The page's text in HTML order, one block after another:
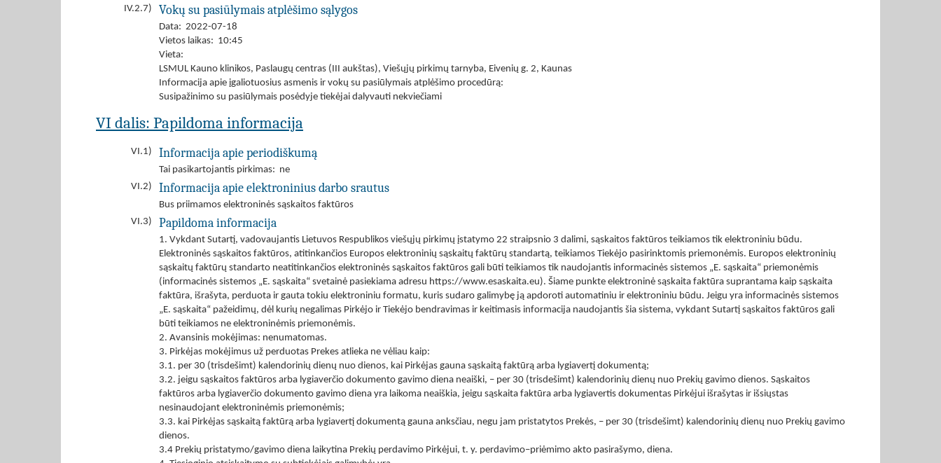
IV.2.7)
Vokų su pasiūlymais atplėšimo sąlygos
Data: 2022-07-18
Vietos laikas: 10:45
Vieta:
LSMUL Kauno klinikos, Paslaugų centras (III aukštas), Viešųjų pirkimų tarnyba, Eivenių g. 2, Kaunas
Informacija apie įgaliotuosius asmenis ir vokų su pasiūlymais atplėšimo procedūrą:
Susipažinimo su pasiūlymais posėdyje tiekėjai dalyvauti nekviečiami
VI dalis: Papildoma informacija
VI.1) Informacija apie periodiškumą
Tai pasikartojantis pirkimas: ne
VI.2)
Informacija apie elektroninius darbo srautus
Bus priimamos elektroninės sąskaitos faktūros
VI.3)
Papildoma informacija
1. Vykdant Sutartį, vadovaujantis Lietuvos Respublikos viešųjų pirkimų įstatymo 22 straipsnio 3 dalimi, sąskaitos faktūros teikiamos tik elektroniniu būdu.
Elektroninės sąskaitos faktūros, atitinkančios Europos elektroninių sąskaitų faktūrų standartą, teikiamos Tiekėjo pasirinktomis priemonėmis. Europos elektroninių
sąskaitų faktūrų standarto neatitinkančios elektroninės sąskaitos faktūros gali būti teikiamos tik naudojantis informacinės sistemos „E. sąskaita“ priemonėmis
(informacinės sistemos „E. sąskaita“ svetainė pasiekiama adresu https://www.esaskaita.eu). Šiame punkte elektroninė sąskaita faktūra suprantama kaip sąskaita
faktūra, išrašyta, perduota ir gauta tokiu elektroniniu formatu, kuris sudaro galimybę ją apdoroti automatiniu ir elektroniniu būdu. Jeigu yra informacinės sistemos
„E. sąskaita“ pažeidimų, dėl kurių negalimas Pirkėjo ir Tiekėjo bendravimas ir keitimasis informacija naudojantis šia sistema, vykdant Sutartį sąskaitos faktūros gali
būti teikiamos ne elektroninėmis priemonėmis.
2. Avansinis mokėjimas: nenumatomas.
3. Pirkėjas mokėjimus už perduotas Prekes atlieka ne vėliau kaip:
3.1. per 30 (trisdešimt) kalendorinių dienų nuo dienos, kai Pirkėjas gauna sąskaitą faktūrą arba lygiavertį dokumentą;
3.2. jeigu sąskaitos faktūros arba lygiaverčio dokumento gavimo diena neaiški, – per 30 (trisdešimt) kalendorinių dienų nuo Prekių gavimo dienos. Sąskaitos
faktūros arba lygiaverčio dokumento gavimo diena yra laikoma neaiškia, jeigu sąskaita faktūra arba lygiavertis dokumentas Pirkėjui išrašytas ir išsiųstas
nesinaudojant elektroninėmis priemonėmis;
3.3. kai Pirkėjas sąskaitą faktūrą arba lygiavertį dokumentą gauna anksčiau, negu jam pristatytos Prekės, – per 30 (trisdešimt) kalendorinių dienų nuo Prekių gavimo
dienos.
3.4 Prekių pristatymo/gavimo diena laikytina Prekių perdavimo Pirkėjui, t. y. perdavimo–priėmimo akto pasirašymo, diena.